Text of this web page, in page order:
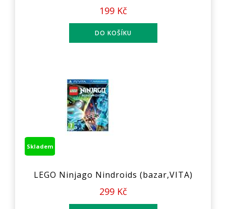
199 Kč
Skladem
LEGO Ninjago Nindroids (bazar,VITA)
299 Kč